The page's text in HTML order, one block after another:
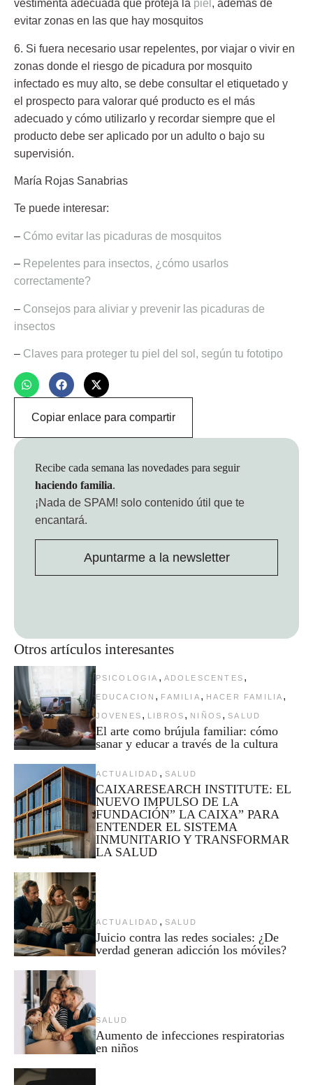
vestimenta adecuada que proteja la piel , además de
evitar zonas en las que hay mosquitos
6. Si fuera necesario usar repelentes, por viajar o vivir en
zonas donde el riesgo de picadura por mosquito
infectado es muy alto, se debe consultar el etiquetado y
el prospecto para valorar qué producto es el más
adecuado y cómo utilizarlo y recordar siempre que el
producto debe ser aplicado por un adulto o bajo su
supervisión.
María Rojas Sanabrias
Te puede interesar:
– Cómo evitar las picaduras de mosquitos
– Repelentes para insectos, ¿cómo usarlos
correctamente?
– Consejos para aliviar y prevenir las picaduras de
insectos
– Claves para proteger tu piel del sol, según tu fototipo
Copiar enlace para compartir
Otros artículos interesantes
PSICOLOGIA , ADOLESCENTES ,
EDUCACION , FAMILIA , HACER FAMILIA ,
JOVENES , LIBROS , NIÑOS , SALUD
El arte como brújula familiar: cómo
sanar y educar a través de la cultura
ACTUALIDAD , SALUD
CAIXARESEARCH INSTITUTE: EL
NUEVO IMPULSO DE LA
FUNDACIÓN” LA CAIXA” PARA
ENTENDER EL SISTEMA
INMUNITARIO Y TRANSFORMAR
LA SALUD
ACTUALIDAD , SALUD
Juicio contra las redes sociales: ¿De
verdad generan adicción los móviles?
SALUD
Aumento de infecciones respiratorias
en niños
Recibe cada semana las novedades para seguir
haciendo familia.
¡Nada de SPAM! solo contenido útil que te
encantará.
Apuntarme a la newsletter